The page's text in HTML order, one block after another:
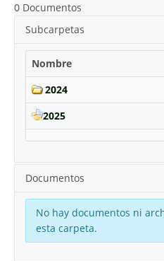
0 Documentos
Subcarpetas
Nombre
2024
2025
Documentos
No hay documentos ni
esta carpeta.